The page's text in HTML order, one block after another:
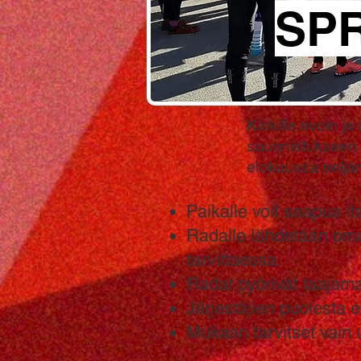
Kaikille avoin ja
suunnistukseen
elokuussa
Paikalle voit saapua
Radalle lähdetään
tarvittaessa.
Radat pyörivät
Järjestäjien puolesta
Mukaan tarvitset vain